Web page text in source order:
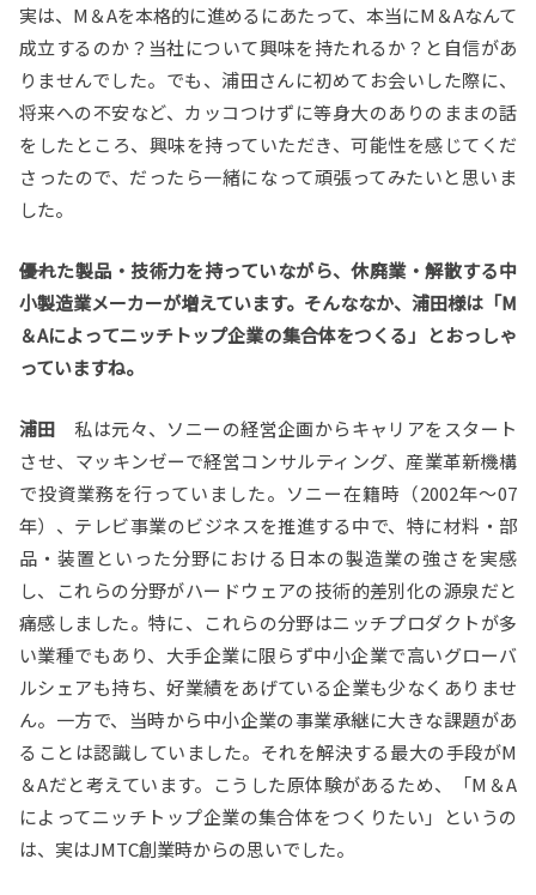
実は、M＆Aを本格的に進めるにあたって、本当にM＆Aなんて
成立するのか？当社について興味を持たれるか？と自信があ
りませんでした。でも、浦田さんに初めてお会いした際に、
将来への不安など、カッコつけずに等身大のありのままの話
をしたところ、興味を持っていただき、可能性を感じてくだ
さったので、だったら一緒になって頑張ってみたいと思いま
した。
――優れた製品・技術力を持っていながら、休廃業・解散する中
小製造業メーカーが増えています。そんななか、浦田様は「M
＆Aによってニッチトップ企業の集合体をつくる」とおっしゃ
っていますね。
浦田 私は元々、ソニーの経営企画からキャリアをスタート
させ、マッキンゼーで経営コンサルティング、産業革新機構
で投資業務を行っていました。ソニー在籍時（2002年〜07
年）、テレビ事業のビジネスを推進する中で、特に材料・部
品・装置といった分野における日本の製造業の強さを実感
し、これらの分野がハードウェアの技術的差別化の源泉だと
痛感しました。特に、これらの分野はニッチプロダクトが多
い業種でもあり、大手企業に限らず中小企業で高いグローバ
ルシェアも持ち、好業績をあげている企業も少なくありませ
ん。一方で、当時から中小企業の事業承継に大きな課題があ
ることは認識していました。それを解決する最大の手段がM
＆Aだと考えています。こうした原体験があるため、「M＆A
によってニッチトップ企業の集合体をつくりたい」というの
は、実はJMTC創業時からの思いでした。